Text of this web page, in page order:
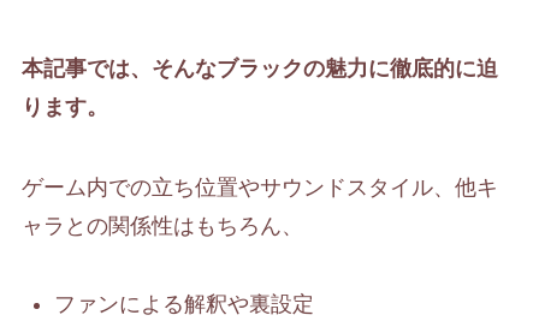
本記事では、そんなブラックの魅力に徹底的に迫
ります。
ゲーム内での立ち位置やサウンドスタイル、他キ
ャラとの関係性はもちろん、
ファンによる解釈や裏設定